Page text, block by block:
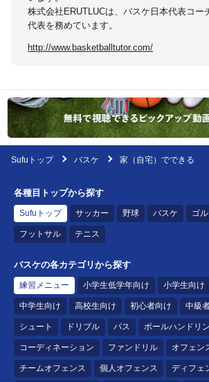
株式会社ERUTLUCは、バスケ日本代表コー
代表を務めています。
http://www.basketballtutor.com/
Sufuトップ バスケ 家（自宅）でできる
各種目トップから探す
Sufuトップ サッカー 野球 バスケ ゴ
フットサル テニス
バスケの各カテゴリから探す
練習メニュー 小学生低学年向け 小学生向け
中学生向け 高校生向け 初心者向け 中級
シュート ドリブル パス ボールハンドリ
コーディネーション ファンドリル オフェン
チームオフェンス 個人オフェンス ディフェ